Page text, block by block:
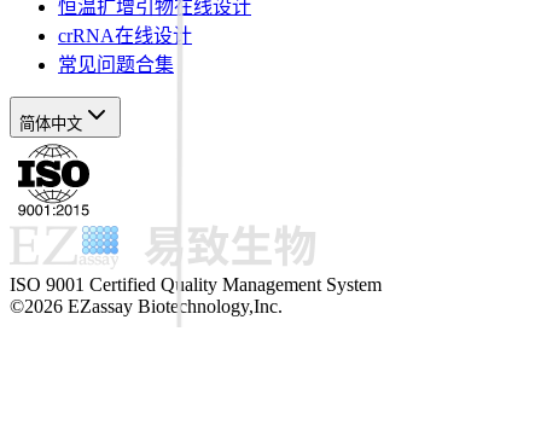
恒温扩增引物在线设计
crRNA在线设计
常见问题合集
简体中文
ISO 9001 Certified Quality Management System
©2026 EZassay Biotechnology,Inc.